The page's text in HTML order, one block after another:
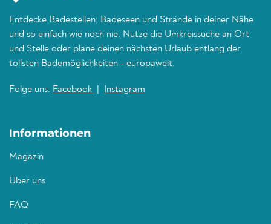
Entdecke Badestellen, Badeseen und Strände in deiner Nähe
und so einfach wie noch nie. Nutze die Umkreissuche an Ort
und Stelle oder plane deinen nächsten Urlaub entlang der
tollsten Bademöglichkeiten - europaweit.
Folge uns: Facebook Instagram
Informationen
Magazin
Über uns
FAQ